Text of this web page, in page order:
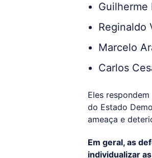
Reginaldo
Marcelo
Carlos
Eles
do Estado
ameaça e
Em geral, as
individualizar